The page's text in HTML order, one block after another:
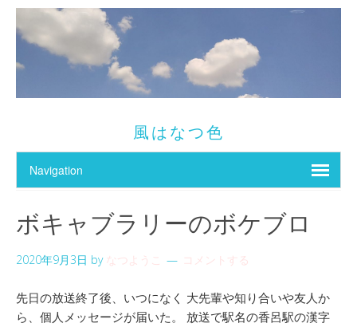
風はなつ色
ボキャブラリーのボケブロ
2020年9月3日 by なつようこ コメントする
先日の放送終了後、いつになく 大先輩や知り合いや友人か
ら、個人メッセージが届いた。 放送で駅名の香呂駅の漢字